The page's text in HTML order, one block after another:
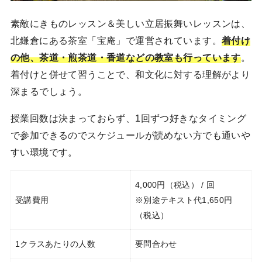
素敵にきものレッスン＆美しい立居振舞いレッスン​は、
北鎌倉にある茶室「宝庵」で運営されています。 着付け
の他、茶道・煎茶道・香道などの教室も行っています。
着付けと併せて習うことで、和文化に対する理解がより
深まるでしょう。
授業回数は決まっておらず、1回ずつ好きなタイミング
で参加できるのでスケジュールが読めない方でも通いや
すい環境です。
受講費用
4,000円（税込） / 回
※別途テキスト代1,650円
（税込）
1クラスあたりの人数 要問合わせ